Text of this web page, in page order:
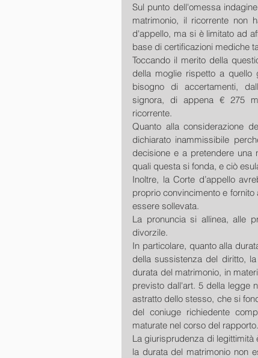
Sul punto dell'omessa
matrimonio, il ricorrente non
d'appello, ma si è limitato ad
base di certificazioni mediche
Toccando il merito della
della moglie rispetto a quello
bisogno di accertamenti,
signora, di appena € 275
ricorrente.
Quanto alla considerazione
dichiarato inammissibile
decisione e a pretendere una
quali questa si fonda, e ciò
Inoltre, la Corte d’appello
proprio convincimento e
essere sollevata.
La pronuncia si allinea, alle
divorzile.
In particolare, quanto alla
della sussistenza del diritto,
durata del matrimonio, in
previsto dall'art. 5 della legge
astratto dello stesso, che si
del coniuge richiedente
maturate nel corso del rapporto.
La giurisprudenza di legittimità
la durata del matrimonio non